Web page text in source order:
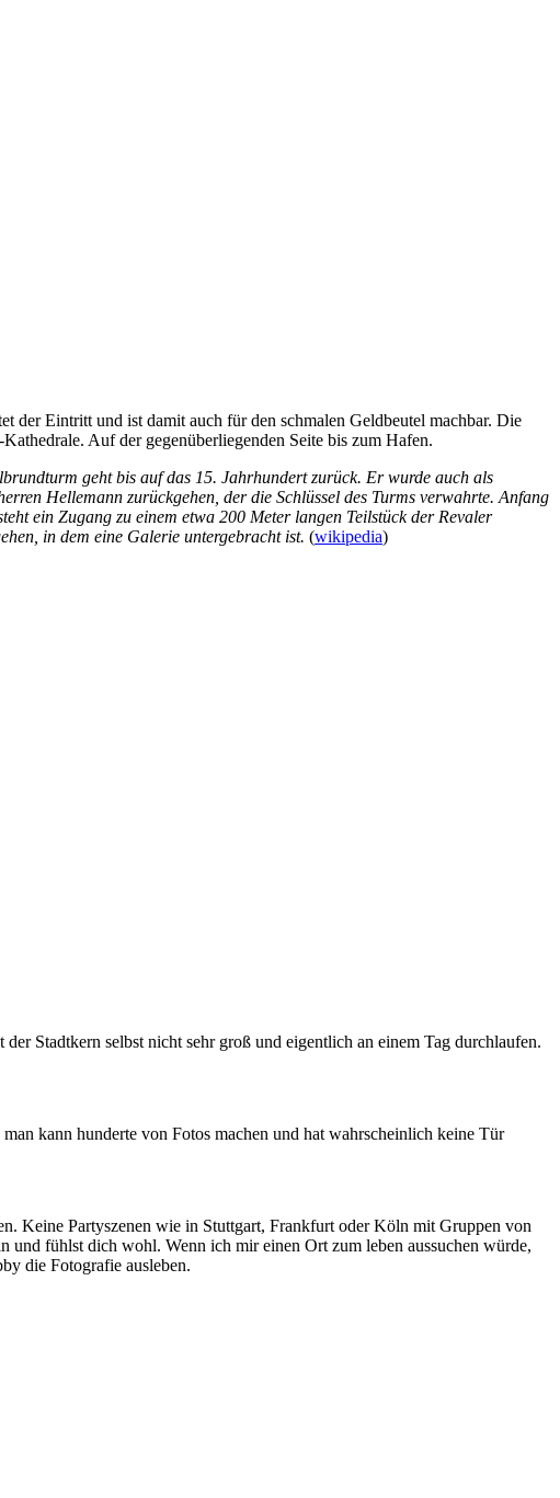
der Eintritt und ist damit auch für den schmalen Geldbeutel machbar. Die
Auf der gegenüberliegenden Seite bis zum Hafen.
geht bis auf das 15. Jahrhundert zurück. Er wurde auch als
Hellemann zurückgehen, der die Schlüssel des Turms verwahrte. Anfang
ein Zugang zu einem etwa 200 Meter langen Teilstück der Revaler
in dem eine Galerie untergebracht ist. (wikipedia)
Stadtkern selbst nicht sehr groß und eigentlich an einem Tag durchlaufen.
kann hunderte von Fotos machen und hat wahrscheinlich keine Tür
Keine Partyszenen wie in Stuttgart, Frankfurt oder Köln mit Gruppen von
fühlst dich wohl. Wenn ich mir einen Ort zum leben aussuchen würde,
die Fotografie ausleben.